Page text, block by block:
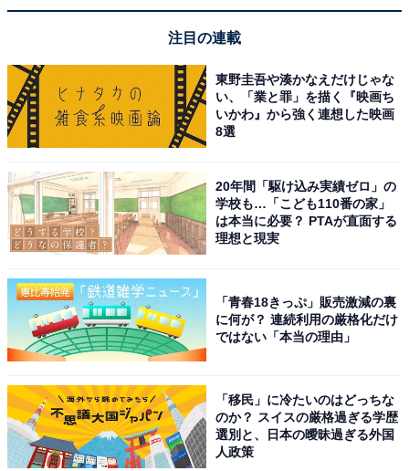
注目の連載
東野圭吾や湊かなえだけじゃな
い、「業と罪」を描く『映画ち
いかわ』から強く連想した映画
8選
20年間「駆け込み実績ゼロ」の
学校も…「こども110番の家」
は本当に必要？ PTAが直面する
理想と現実
「青春18きっぷ」販売激減の裏
に何が？ 連続利用の厳格化だけ
ではない「本当の理由」
「移民」に冷たいのはどっちな
のか？ スイスの厳格過ぎる学歴
選別と、日本の曖昧過ぎる外国
人政策